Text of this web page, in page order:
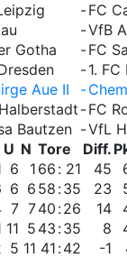
-FC
-VfB
Gotha -FC
-1.
Aue II -
-FC
Bautzen -VfL
U N Tore Diff.
6 1 66 : 21 45
6 6 58 :35 23
7 740 :26 14
11 5 43 :35 8
5 11 41 :42 -1